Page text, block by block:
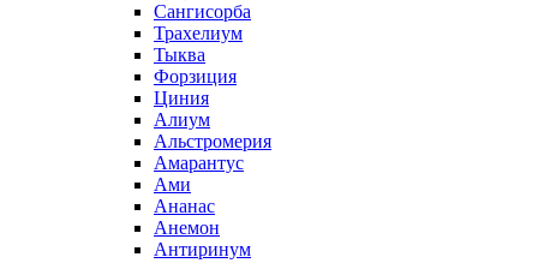
Сангисорба
Трахелиум
Тыква
Форзиция
Циния
Алиум
Альстромерия
Амарантус
Ами
Ананас
Анемон
Антиринум